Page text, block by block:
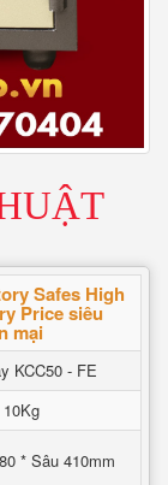
Safes High
Price siêu
mại
KCC50 - FE
* Sâu 410mm